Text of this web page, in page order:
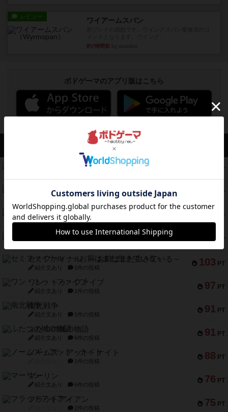
レビュー ワイアームスパン
約7時間前
ボドゲーマのアプリ版はこちら
アクセス数 急上昇中
PT
無限まちがいさがし
PT
リワイルド：サウスアメリカ
紹介文なし 2件の投稿
PT
アンダー・ザ・テーブラー
紹介文あり 1件の投稿
133 PT
宵と暁の呪文書
103 PT
セミファイナル ～お前はまだ生きている～
紹介文あり 1件の投稿
97 PT
ワン・トゥ・ファイブ
紹介文あり 1件の投稿
91 PT
南北戦争
紹介文あり 1件の投稿
91 PT
ふたつの城の物語
紹介文あり 6件の投稿
88 PT
ノームズ・アット・ナイト
1件の投稿
76 PT
マーリン
紹介文あり 6件の投稿
75 PT
フラットアイアン
2件の投稿